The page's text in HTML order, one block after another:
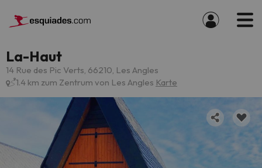
La-Haut
14 Rue des Pic Verts, 66210, Les Angles
1.4 km zum Zentrum von Les Angles Karte